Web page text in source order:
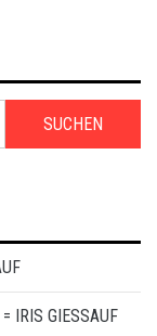
SUCHEN
IRIS GIESSAUF